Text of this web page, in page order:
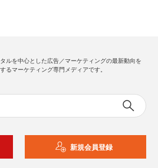
ルを中心とした広告／マーケティングの最新動向を
るマーケティング専門メディアです。
新規会員登録